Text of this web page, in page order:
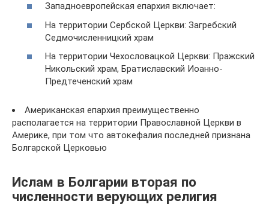
Западноевропейская епархия включает:
На территории Сербской Церкви: Загребский
Седмочисленницкий храм
На территории Чехословацкой Церкви: Пражский
Никольский храм, Братиславский Иоанно-
Предтеченский храм
Американская епархия преимущественно
располагается на территории Православной Церкви в
Америке, при том что автокефалия последней признана
Болгарской Церковью
Ислам в Болгарии вторая по
численности верующих религия